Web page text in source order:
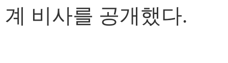
계 비사를 공개했다.